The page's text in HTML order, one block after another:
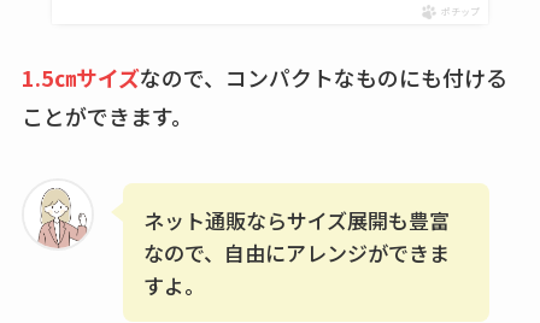
ポチップ
1.5㎝サイズなので、コンパクトなものにも付ける
ことができます。
ネット通販ならサイズ展開も豊富
なので、自由にアレンジができま
すよ。